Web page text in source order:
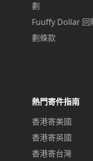
劃
Fuuffy Dollar 回
劃條款
熱門寄件指南
香港寄美國
香港寄英國
香港寄台灣